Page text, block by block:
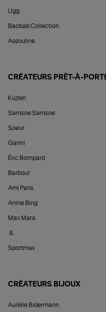
Ugg
Baobab Collection
Assouline
CRÉATEURS PRÊT-À-
Kujten
Samsoe Samsoe
Soeur
Ganni
Éric Bompard
Barbour
Ami Paris
Anine Bing
Max Mara
&
Sportmax
CRÉATEURS BIJOUX
Aurélie Bidermann